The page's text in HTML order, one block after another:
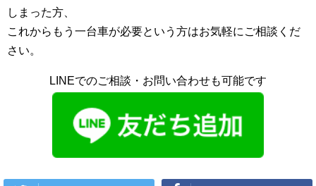
しまった方、
これからもう一台車が必要という方はお気軽にご相談くだ
さい。
LINEでのご相談・お問い合わせも可能です